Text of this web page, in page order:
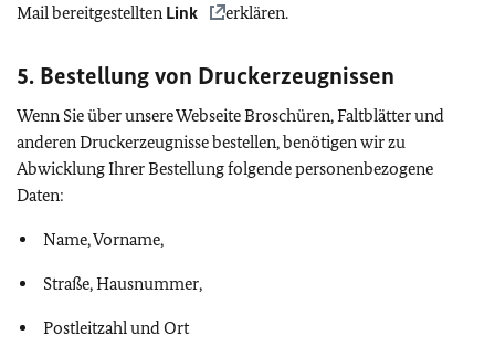
Mail bereitgestellten Link erklären.
5. Bestellung von Druckerzeugnissen
Wenn Sie über unsere Webseite Broschüren, Faltblätter und
anderen Druckerzeugnisse bestellen, benötigen wir zu
Abwicklung Ihrer Bestellung folgende personenbezogene
Daten:
Name, Vorname,
Straße, Hausnummer,
Postleitzahl und Ort